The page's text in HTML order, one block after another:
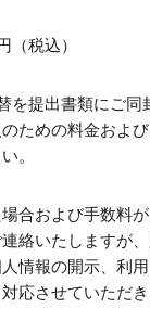
（税込）
を提出書類にご同
ための料金およ
。
合および手数料
絡いたしますが
情報の開示、利
応させていただき